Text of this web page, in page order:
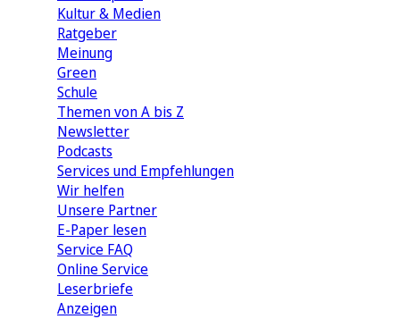
Kultur & Medien
Ratgeber
Meinung
Green
Schule
Themen von A bis Z
Newsletter
Podcasts
Services und Empfehlungen
Wir helfen
Unsere Partner
E-Paper lesen
Service FAQ
Online Service
Leserbriefe
Anzeigen